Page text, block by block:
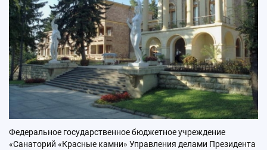
Федеральное государственное бюджетное учреждение
«Санаторий «Красные камни» Управления делами Президента